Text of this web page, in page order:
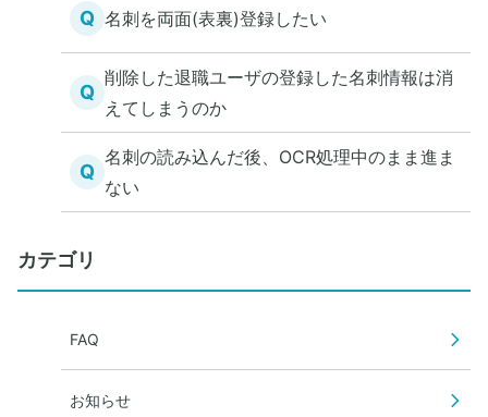
Q 名刺を両面(表裏)登録したい
Q
削除した退職ユーザの登録した名刺情報は消
えてしまうのか
Q
名刺の読み込んだ後、OCR処理中のまま進ま
ない
カテゴリ
FAQ
お知らせ